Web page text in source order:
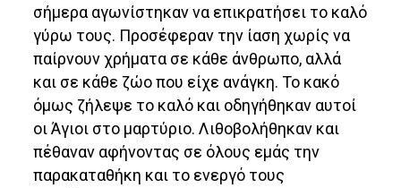
σήμερα αγωνίστηκαν να επικρατήσει το καλό
γύρω τους. Προσέφεραν την ίαση χωρίς να
παίρνουν χρήματα σε κάθε άνθρωπο, αλλά
και σε κάθε ζώο που είχε ανάγκη. Το κακό
όμως ζήλεψε το καλό και οδηγήθηκαν αυτοί
οι Άγιοι στο μαρτύριο. Λιθοβολήθηκαν και
πέθαναν αφήνοντας σε όλους εμάς την
παρακαταθήκη και το ενεργό τους